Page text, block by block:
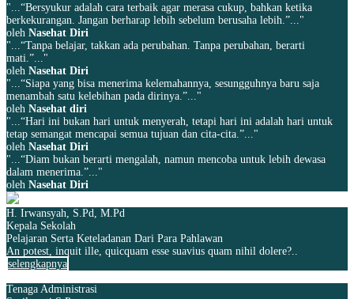
"...“Bersyukur adalah cara terbaik agar merasa cukup, bahkan ketika
berkekurangan. Jangan berharap lebih sebelum berusaha lebih.”..."
oleh Nasehat Diri
"...“Tanpa belajar, takkan ada perubahan. Tanpa perubahan, berarti
mati.”..."
oleh Nasehat Diri
"...“Siapa yang bisa menerima kelemahannya, sesungguhnya baru saja
menambah satu kelebihan pada dirinya.”..."
oleh Nasehat diri
"...“Hari ini bukan hari untuk menyerah, tetapi hari ini adalah hari untuk
tetap semangat mencapai semua tujuan dan cita-cita.”..."
oleh Nasehat Diri
"...“Diam bukan berarti mengalah, namun mencoba untuk lebih dewasa
dalam menerima.”..."
oleh Nasehat Diri
H. Irwansyah, S.Pd, M.Pd
Kepala Sekolah
Pelajaran Serta Keteladanan Dari Para Pahlawan
An potest, inquit ille, quicquam esse suavius quam nihil dolere?..
selengkapnya
Tenaga Administrasi